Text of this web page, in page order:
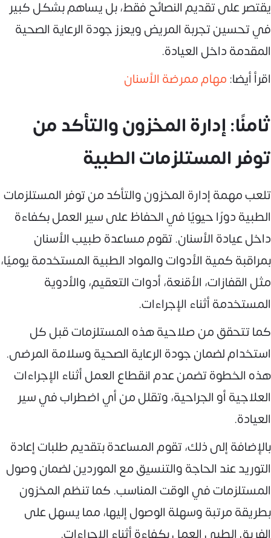
يقتصر على تقديم النصائح فقط، بل يساهم بشكل كبير
في تحسين تجربة المريض ويعزز جودة الرعاية الصحية
المقدمة داخل العيادة.
اقرأ أيضا:مهام ممرضة الأسنان
ثامنًا: إدارة المخزون والتأكد من
توفر المستلزمات الطبية
تلعب مهمة إدارة المخزون والتأكد من توفر المستلزمات
الطبية دورًا حيويًا في الحفاظ على سير العمل بكفاءة
داخل عيادة الأسنان. تقوم مساعدة طبيب الأسنان
بمراقبة كمية الأدوات والمواد الطبية المستخدمة يوميًا،
مثل القفازات، الأقنعة، أدوات التعقيم، والأدوية
المستخدمة أثناء الإجراءات.
كما تتحقق من صلاحية هذه المستلزمات قبل كل
استخدام لضمان جودة الرعاية الصحية وسلامة المرضى.
هذه الخطوة تضمن عدم انقطاع العمل أثناء الإجراءات
العلاجية أو الجراحية، وتقلل من أي اضطراب في سير
العيادة.
بالإضافة إلى ذلك، تقوم المساعدة بتقديم طلبات إعادة
التوريد عند الحاجة والتنسيق مع الموردين لضمان وصول
المستلزمات في الوقت المناسب. كما تنظم المخزون
بطريقة مرتبة وسهلة الوصول إليها، مما يسهل على